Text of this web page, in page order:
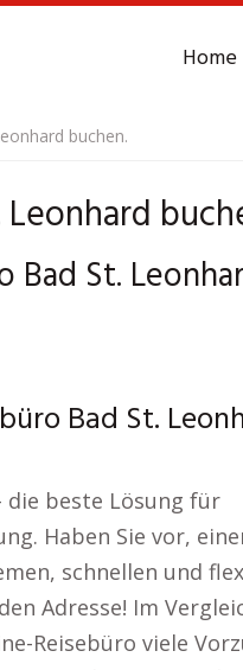
Home
buchen.
Bad St.
Bad St.
die beste Lösung für
Haben Sie vor,
schnellen und
Adresse! Im
Reisebüro viele